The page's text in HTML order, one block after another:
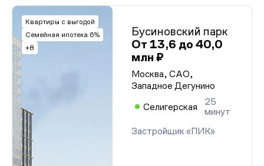
Квартиры с выгодой
Семейная ипотека 6%
+8
Бусиновский парк
От 13,6 до 40,0
млн ₽
Москва, САО,
Западное Дегунино
Селигерская
25
минут
Застройщик «ПИК»